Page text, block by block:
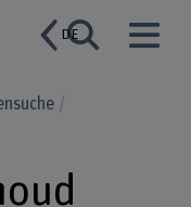
DE